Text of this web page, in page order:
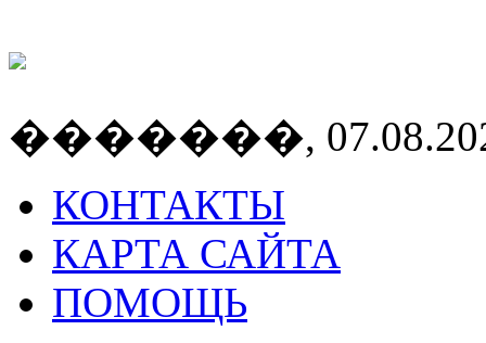
�������,
КОНТАКТЫ
КАРТА САЙТА
ПОМОЩЬ